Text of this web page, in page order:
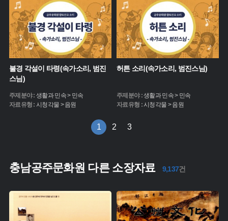
불경 각설이 타령(속가소리, 범진
스님)
주제분야 : 생활과 민속 > 민속
자료유형 : 시청각물 > 음원
허튼 소리(속가소리, 범진스님)
주제분야 :생활과 민속 > 민속
자료유형 :시청각물 > 음원
1 2 3
충남공주문화원 다른 소장자료 9,137건